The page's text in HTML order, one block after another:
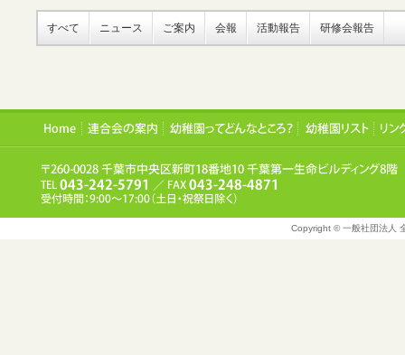
すべて ニュース ご案内 会報 活動報告 研修会報告
Copyright © 一般社団法人